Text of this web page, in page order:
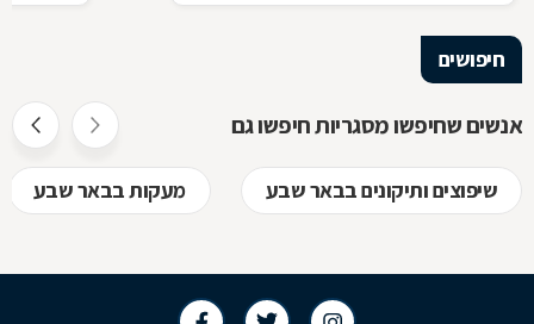
חיפושים
אנשים שחיפשו מסגריות חיפשו גם
שיפוצים ותיקונים בבאר שבע מעקות בבאר שבע